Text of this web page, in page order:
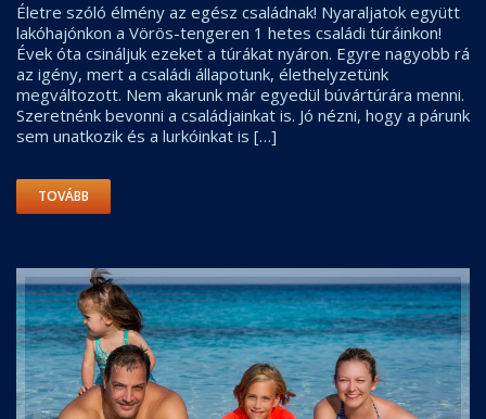
Életre szóló élmény az egész családnak! Nyaraljatok együtt
lakóhajónkon a Vörös-tengeren 1 hetes családi túráinkon!
Évek óta csináljuk ezeket a túrákat nyáron. Egyre nagyobb rá
az igény, mert a családi állapotunk, élethelyzetünk
megváltozott. Nem akarunk már egyedül búvártúrára menni.
Szeretnénk bevonni a családjainkat is. Jó nézni, hogy a párunk
sem unatkozik és a lurkóinkat is […]
TOVÁBB